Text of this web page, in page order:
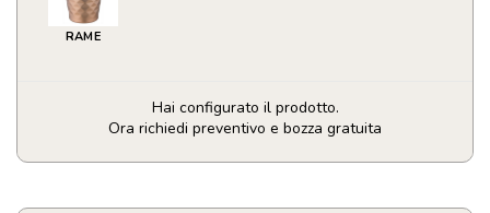
RAME
Hai configurato il prodotto.
Ora richiedi preventivo e bozza gratuita
Bicchiere